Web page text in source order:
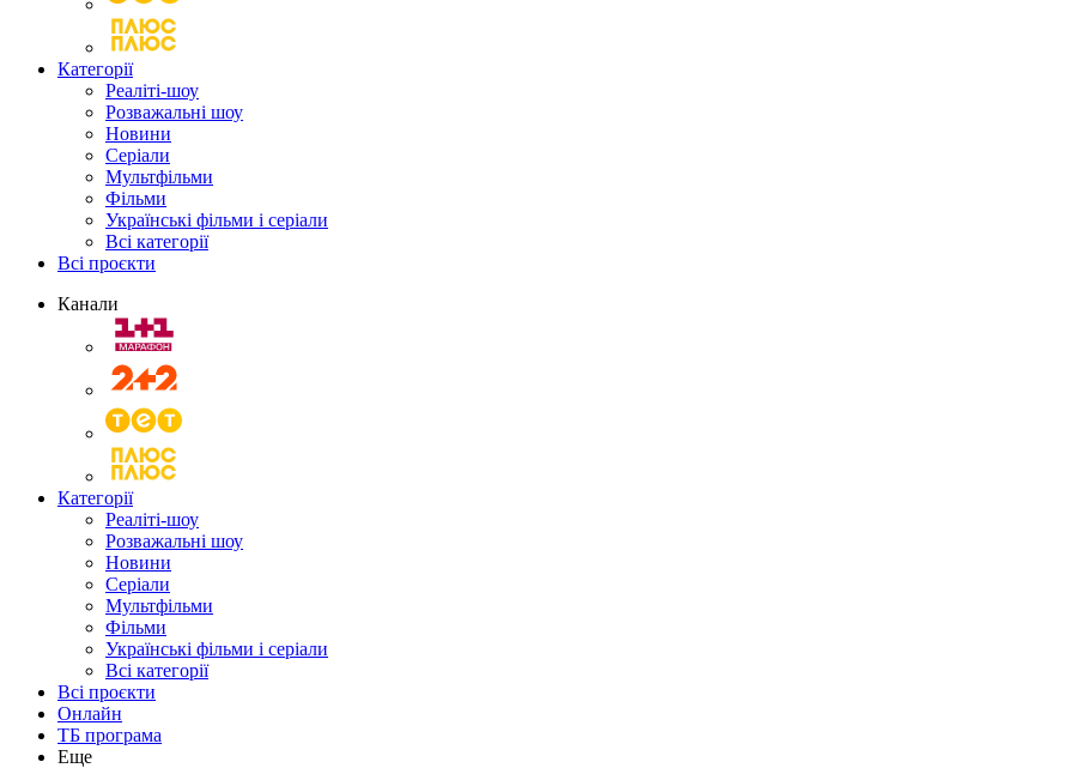
Категорії
Реаліті-шоу
Розважальні шоу
Новини
Серіали
Мультфільми
Фільми
Українські фільми і серіали
Всі категорії
Всі проєкти
Канали
Категорії
Реаліті-шоу
Розважальні шоу
Новини
Серіали
Мультфільми
Фільми
Українські фільми і серіали
Всі категорії
Всі проєкти
Онлайн
ТБ програма
Еще